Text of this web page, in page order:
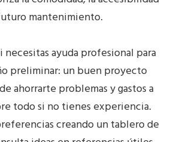
mantenimiento.
necesitas ayuda profesional para
preliminar: un buen proyecto
ahorrarte problemas y gastos a
todo si no tienes experiencia.
creando un tablero de